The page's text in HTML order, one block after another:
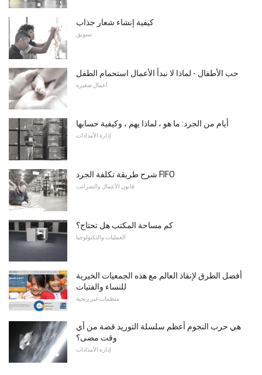
كيفية إنشاء شعار جذاب
تسويق
حب الأطفال - لماذا لا نبدأ الأعمال استحمام الطفل
أعمال صغيرة
أيام من الجرد: ما هو ، لماذا يهم ، وكيفية حسابها
إدارة الأمدادات
شرح طريقة تكلفة الجرد FIFO
قانون الأعمال والضرائب
كم مساحة المكتب هل تحتاج؟
العمليات والتكنولوجيا
أفضل الطرق لإنقاذ العالم مع هذه الجمعيات الخيرية
للنساء والفتيات
منظمات غير ربحية
هي حرب النجوم أعظم سلسلة التوريد قصة من أي
وقت مضى؟
إدارة الأمدادات